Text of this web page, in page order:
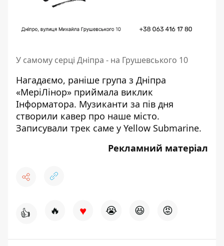
У самому серці Дніпра - на Грушевського 10
Нагадаємо, раніше група з Дніпра
«МеріЛінор» приймала виклик
Інформатора. Музиканти за пів дня
створили кавер про наше місто.
Записували трек саме у Yellow Submarine.
Рекламний матеріал
👍 🔥 ♥ 😭 😆 😡